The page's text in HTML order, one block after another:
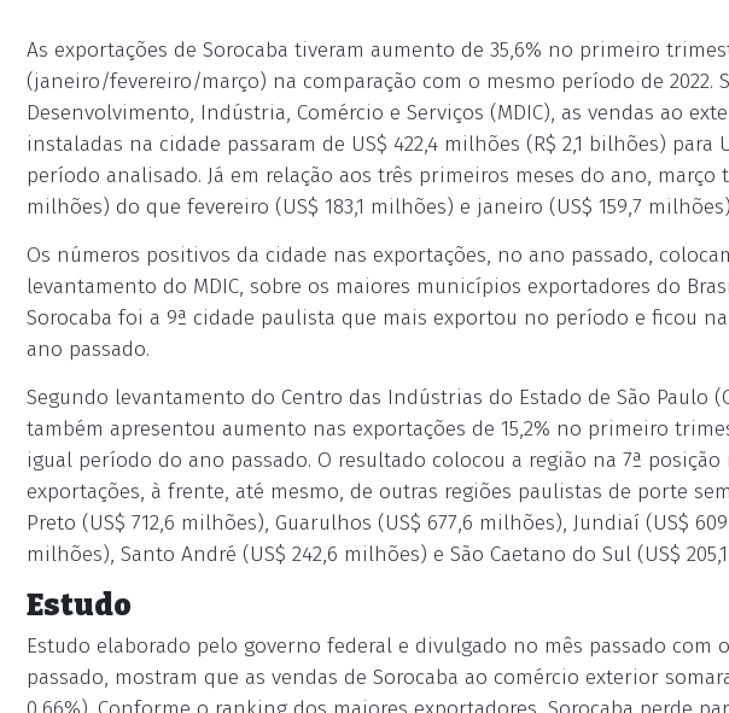
As exportações de Sorocaba tiveram aumento de 35,6% no primeiro
(janeiro/fevereiro/março) na comparação com o mesmo período de 2022.
Desenvolvimento, Indústria, Comércio e Serviços (MDIC), as vendas ao
instaladas na cidade passaram de US$ 422,4 milhões (R$ 2,1 bilhões) para
período analisado. Já em relação aos três primeiros meses do ano, março
milhões) do que fevereiro (US$ 183,1 milhões) e janeiro (US$ 159,7
Os números positivos da cidade nas exportações, no ano passado,
levantamento do MDIC, sobre os maiores municípios exportadores do
Sorocaba foi a 9ª cidade paulista que mais exportou no período e ficou
ano passado.
Segundo levantamento do Centro das Indústrias do Estado de São Paulo
também apresentou aumento nas exportações de 15,2% no primeiro
igual período do ano passado. O resultado colocou a região na 7ª
exportações, à frente, até mesmo, de outras regiões paulistas de porte
Preto (US$ 712,6 milhões), Guarulhos (US$ 677,6 milhões), Jundiaí (US$
milhões), Santo André (US$ 242,6 milhões) e São Caetano do Sul (US$
Estudo
Estudo elaborado pelo governo federal e divulgado no mês passado com
passado, mostram que as vendas de Sorocaba ao comércio exterior